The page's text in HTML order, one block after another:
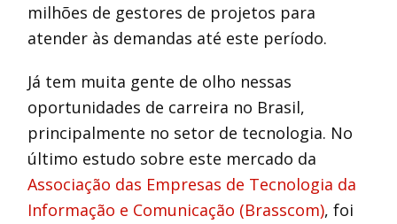
milhões de gestores de projetos para
atender às demandas até este período.
Já tem muita gente de olho nessas
oportunidades de carreira no Brasil,
principalmente no setor de tecnologia. No
último estudo sobre este mercado da
Associação das Empresas de Tecnologia da
Informação e Comunicação (Brasscom), foi